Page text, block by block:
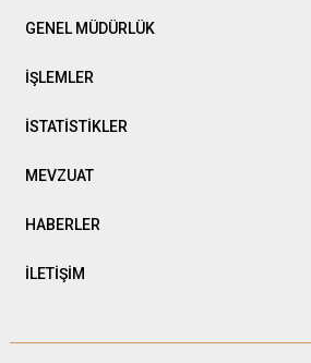
GENEL MÜDÜRLÜK
İŞLEMLER
İSTATİSTİKLER
MEVZUAT
HABERLER
İLETİŞİM